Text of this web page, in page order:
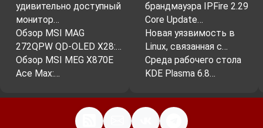
удивительно доступный
монитор…
Обзор MSI MAG
272QPW QD-OLED X28:…
Обзор MSI MEG X870E
Ace Max:…
брандмауэра IPFire 2.29
Core Update…
Новая уязвимость в
Linux, связанная с…
Среда рабочего стола
KDE Plasma 6.8…